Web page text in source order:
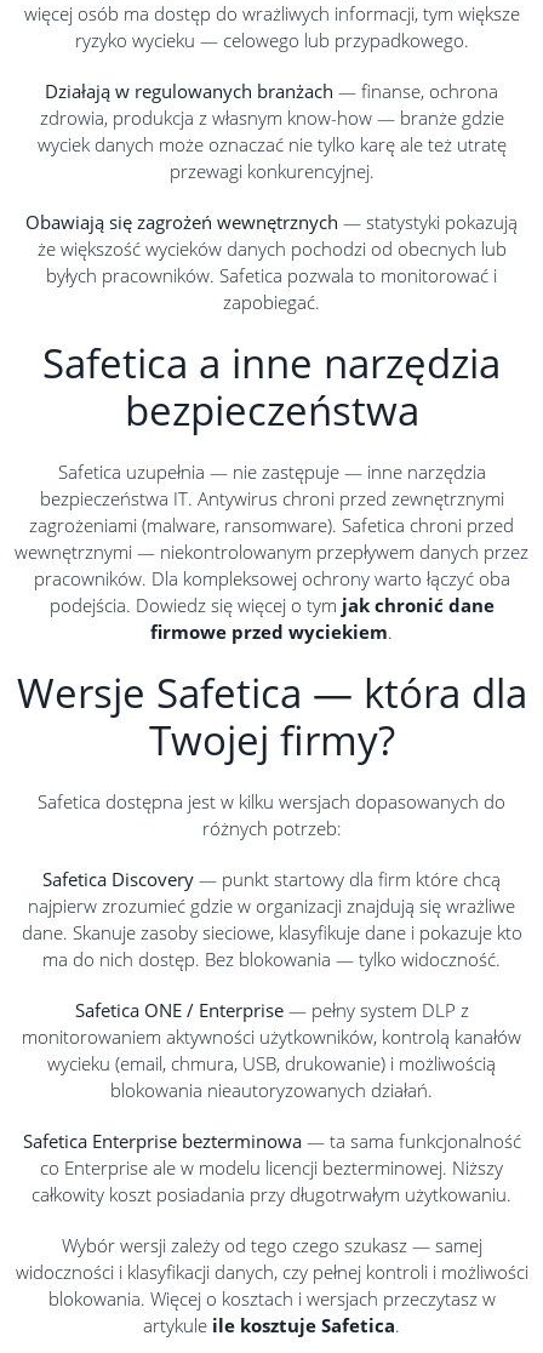
więcej osób ma dostęp do wrażliwych informacji, tym większe
ryzyko wycieku — celowego lub przypadkowego.
Działają w regulowanych branżach — finanse, ochrona
zdrowia, produkcja z własnym know-how — branże gdzie
wyciek danych może oznaczać nie tylko karę ale też utratę
przewagi konkurencyjnej.
Obawiają się zagrożeń wewnętrznych — statystyki pokazują
że większość wycieków danych pochodzi od obecnych lub
byłych pracowników. Safetica pozwala to monitorować i
zapobiegać.
Safetica a inne narzędzia
bezpieczeństwa
Safetica uzupełnia — nie zastępuje — inne narzędzia
bezpieczeństwa IT. Antywirus chroni przed zewnętrznymi
zagrożeniami (malware, ransomware). Safetica chroni przed
wewnętrznymi — niekontrolowanym przepływem danych przez
pracowników. Dla kompleksowej ochrony warto łączyć oba
podejścia. Dowiedz się więcej o tym jak chronić dane
firmowe przed wyciekiem.
Wersje Safetica — która dla
Twojej firmy?
Safetica dostępna jest w kilku wersjach dopasowanych do
różnych potrzeb:
Safetica Discovery — punkt startowy dla firm które chcą
najpierw zrozumieć gdzie w organizacji znajdują się wrażliwe
dane. Skanuje zasoby sieciowe, klasyfikuje dane i pokazuje kto
ma do nich dostęp. Bez blokowania — tylko widoczność.
Safetica ONE / Enterprise— pełny system DLP z
monitorowaniem aktywności użytkowników, kontrolą kanałów
wycieku (email, chmura, USB, drukowanie) i możliwością
blokowania nieautoryzowanych działań.
Safetica Enterprise bezterminowa— ta sama funkcjonalność
co Enterprise ale w modelu licencji bezterminowej. Niższy
całkowity koszt posiadania przy długotrwałym użytkowaniu.
Wybór wersji zależy od tego czego szukasz — samej
widoczności i klasyfikacji danych, czy pełnej kontroli i możliwości
blokowania. Więcej o kosztach i wersjach przeczytasz w
artykule ile kosztuje Safetica.